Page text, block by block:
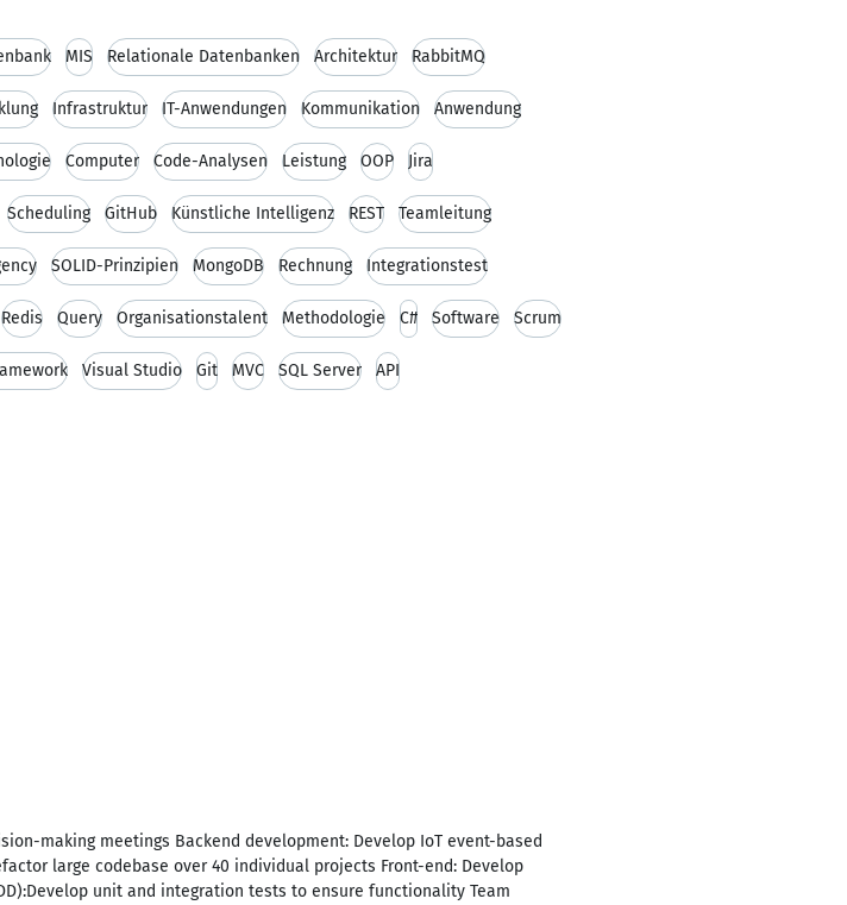
MIS Relationale Datenbanken Architektur RabbitMQ
Infrastruktur IT-Anwendungen Kommunikation Anwendung
Computer Code-Analysen Leistung OOP Jira
Scheduling GitHub Künstliche Intelligenz REST Teamleitung
SOLID-Prinzipien MongoDB Rechnung Integrationstest
Redis Query Organisationstalent Methodologie C# Software Scrum
Visual Studio Git MVC SQL Server API
making meetings Backend development: Develop IoT event-based
large codebase over 40 individual projects Front-end: Develop
unit and integration tests to ensure functionality Team